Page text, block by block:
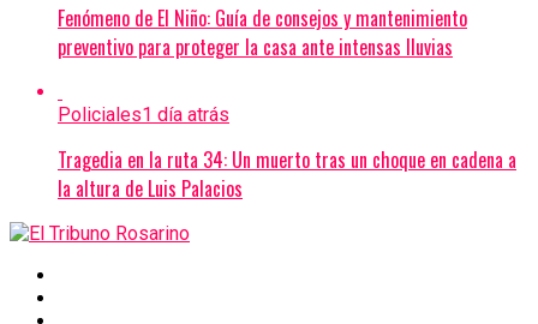
Fenómeno de El Niño: Guía de consejos y mantenimiento
preventivo para proteger la casa ante intensas lluvias
Policiales1 día atrás
Tragedia en la ruta 34: Un muerto tras un choque en cadena a
la altura de Luis Palacios